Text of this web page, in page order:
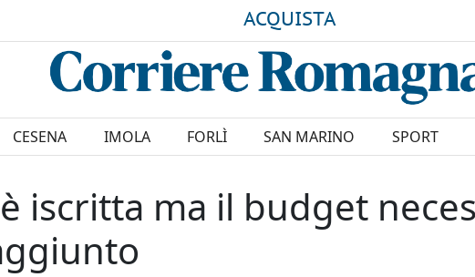
ACQUISTA
CESENA IMOLA FORLÌ SAN MARINO SPORT
iscritta ma il budget